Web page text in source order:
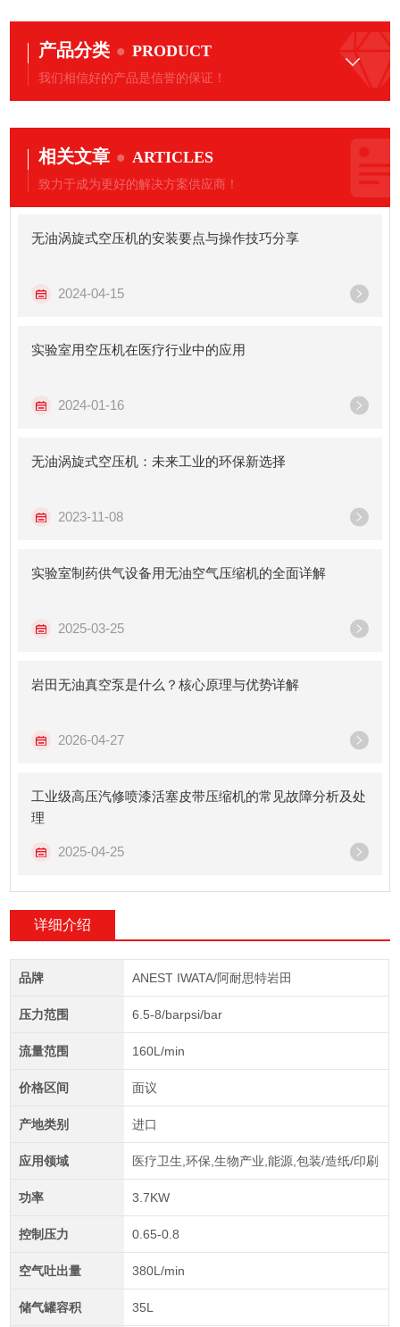
产品分类 PRODUCT
我们相信好的产品是信誉的保证！
相关文章 ARTICLES
致力于成为更好的解决方案供应商！
无油涡旋式空压机的安装要点与操作技巧分享
2024-04-15
实验室用空压机在医疗行业中的应用
2024-01-16
无油涡旋式空压机：未来工业的环保新选择
2023-11-08
实验室制药供气设备用无油空气压缩机的全面详解
2025-03-25
岩田无油真空泵是什么？核心原理与优势详解
2026-04-27
工业级高压汽修喷漆活塞皮带压缩机的常见故障分析及处
理
2025-04-25
详细介绍
品牌 ANEST IWATA/阿耐思特岩田
压力范围 6.5-8/barpsi/bar
流量范围 160L/min
价格区间 面议
产地类别 进口
应用领域 医疗卫生,环保,生物产业,能源,包装/造纸/印刷
功率 3.7KW
控制压力 0.65-0.8
空气吐出量 380L/min
储气罐容积 35L